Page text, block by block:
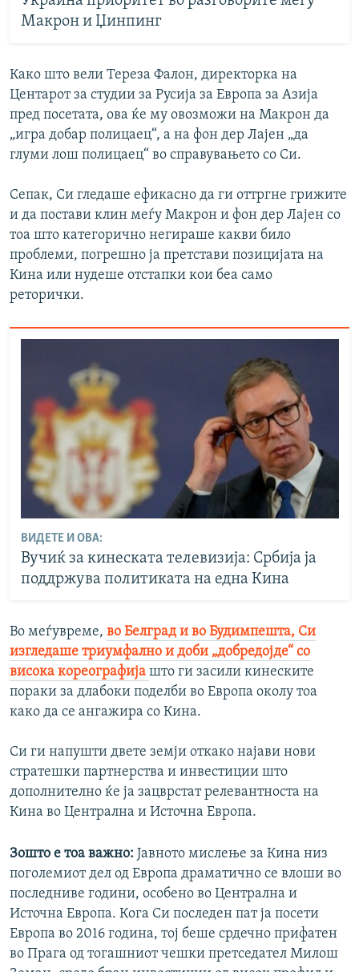
Макрон и Џинпинг
Како што вели Тереза Фалон, директорка на
Центарот за студии за Русија за Европа за Азија
пред посетата, ова ќе му овозможи на Макрон да
„игра добар полицаец“, а на фон дер Лајен „да
глуми лош полицаец“ во справувањето со Си.
Сепак, Си гледаше ефикасно да ги оттргне грижите
и да постави клин меѓу Макрон и фон дер Лајен со
тоа што категорично негираше какви било
проблеми, погрешно ја претстави позицијата на
Кина или нудеше отстапки кои беа само
реторички.
ВИДЕТЕ И ОВА:
Вучиќ за кинеската телевизија: Србија ја
поддржува политиката на една Кина
Во меѓувреме, во Белград и во Будимпешта, Си
изгледаше триумфално и доби „добредојде“ со
висока кореографија што ги засили кинеските
пораки за длабоки поделби во Европа околу тоа
како да се ангажира со Кина.
Си ги напушти двете земји откако најави нови
стратешки партнерства и инвестиции што
дополнително ќе ја зацврстат релевантноста на
Кина во Централна и Источна Европа.
Зошто е тоа важно: Јавното мислење за Кина низ
поголемиот дел од Европа драматично се влоши во
последниве години, особено во Централна и
Источна Европа. Кога Си последен пат ја посети
Европа во 2016 година, тој беше срдечно прифатен
во Прага од тогашниот чешки претседател Милош